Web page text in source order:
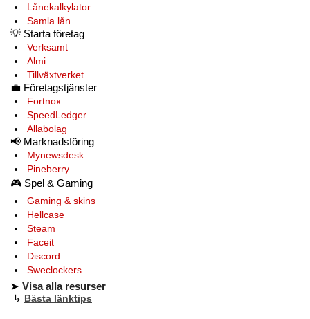
Lånekalkylator
Samla lån
💡 Starta företag
Verksamt
Almi
Tillväxtverket
💼 Företagstjänster
Fortnox
SpeedLedger
Allabolag
📢 Marknadsföring
Mynewsdesk
Pineberry
🎮 Spel & Gaming
Gaming & skins
Hellcase
Steam
Faceit
Discord
Sweclockers
➤ Visa alla resurser
↳ Bästa länktips